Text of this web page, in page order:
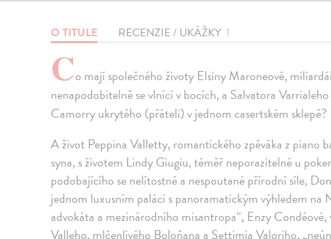
O TITULE RECENZIE / UKÁŽKY 1
Co mají společného životy Elsiny Maroneové,
nenapodobitelně se vlnící v bocích, a Salvatora
Camorry ukrytého (přáteli) v jednom casertském sklepě?
A život Peppina Valletty, romantického zpěváka z piano
syna, s životem Lindy Giugiu, téměř neporazitelné u
podobajícího se nelítostné a nespoutané přírodní síle,
jednom luxusním paláci s panoramatickým výhledem na
advokáta a mezinárodního misantropa“, Enzy
Valleho, mlčenlivého Boloňana a Settimia Valoriho,